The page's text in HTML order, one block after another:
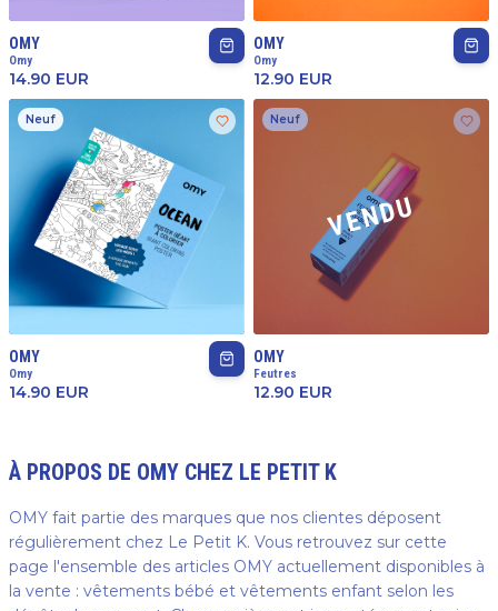
OMY
Omy
14.90 EUR
OMY
Omy
12.90 EUR
Neuf
OMY
Omy
14.90 EUR
Neuf
VENDU
OMY
Feutres
12.90 EUR
À PROPOS DE OMY CHEZ LE PETIT K
OMY fait partie des marques que nos clientes déposent
régulièrement chez Le Petit K. Vous retrouvez sur cette
page l'ensemble des articles OMY actuellement disponibles à
la vente : vêtements bébé et vêtements enfant selon les